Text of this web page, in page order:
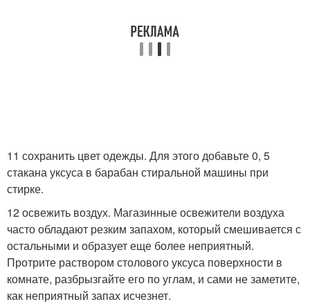
11 сохранить цвет одежды. Для этого добавьте 0, 5
стакана уксуса в барабан стиральной машины при
стирке.
12 освежить воздух. Магазинные освежители воздуха
часто обладают резким запахом, который смешивается с
остальными и образует еще более неприятный.
Протрите раствором столового уксуса поверхности в
комнате, разбрызгайте его по углам, и сами не заметите,
как неприятный запах исчезнет.